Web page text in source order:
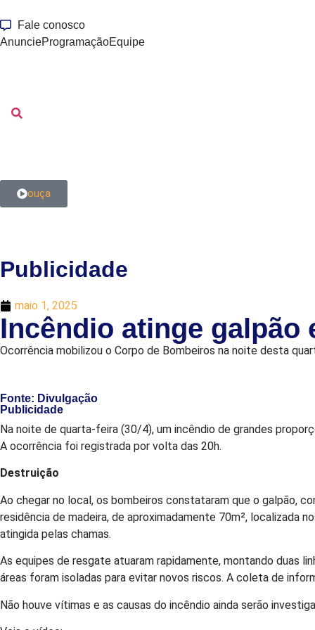
Fale conosco
AnuncieProgramaçãoEquipe
ouça
Publicidade
maio 1, 2025
Incêndio atinge galpão
Ocorrência mobilizou o Corpo de Bombeiros na noite desta
Fonte: Divulgação
Publicidade
Na noite de quarta-feira (30/4), um incêndio de grandes
A ocorrência foi registrada por volta das 20h.
Destruição
Ao chegar no local, os bombeiros constataram que o galpão,
residência de madeira, de aproximadamente 70m², localizada
atingida pelas chamas.
As equipes de resgate atuaram rapidamente, montando duas
áreas foram isoladas para evitar novos riscos. A coleta de
Não houve vítimas e as causas do incêndio ainda serão